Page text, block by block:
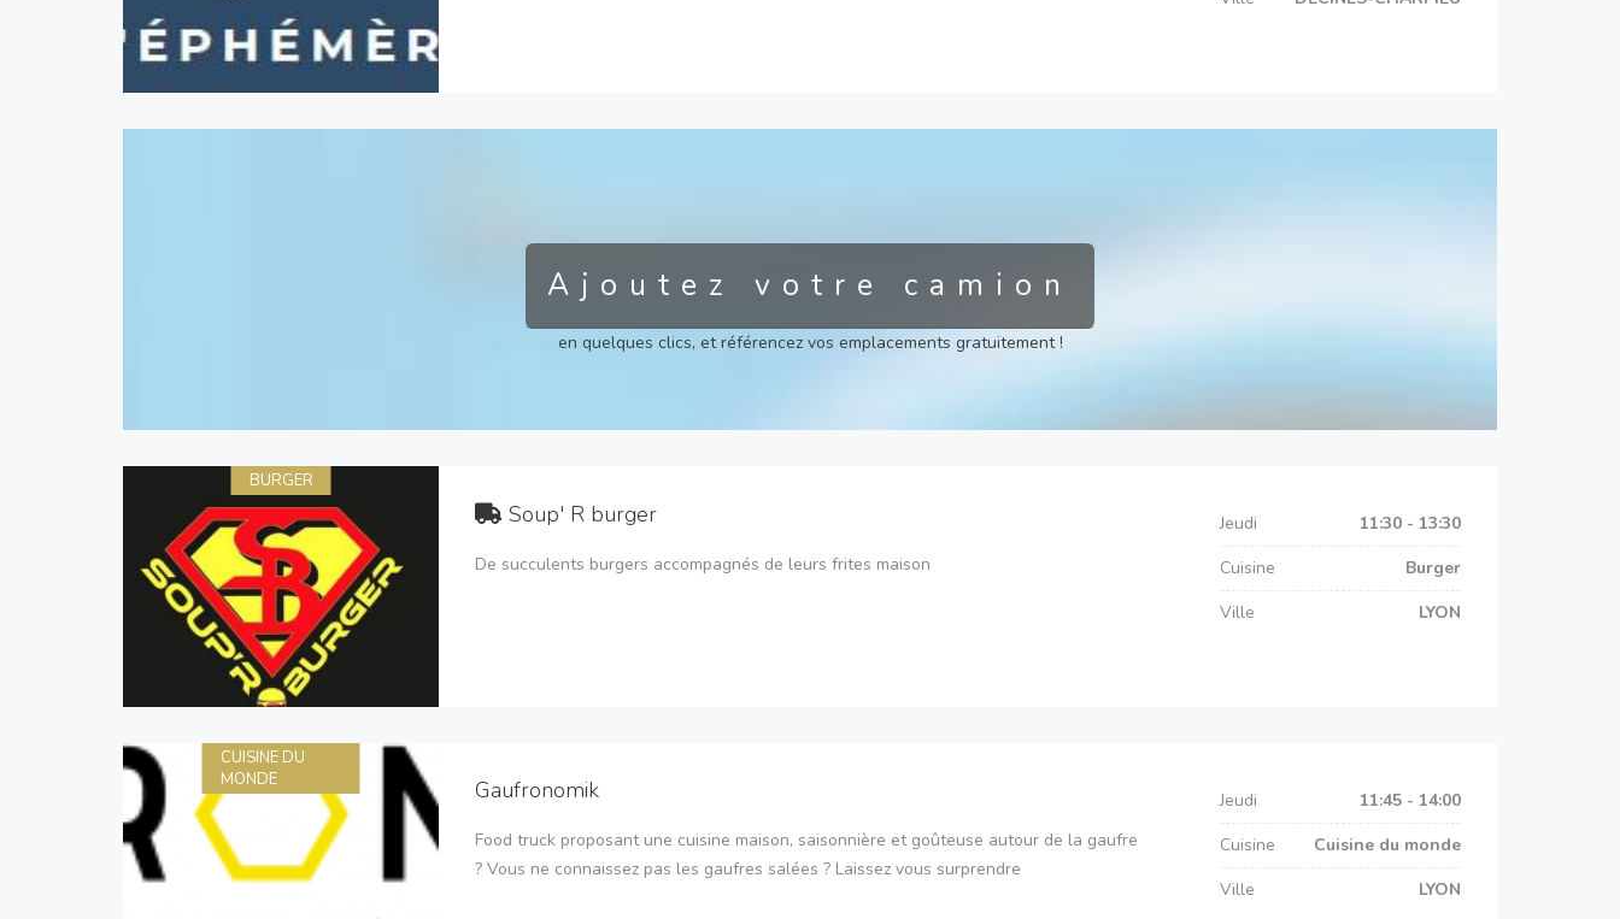
Ajoutez votre camion
en quelques clics, et référencez vos emplacements gratuitement !
BURGER
Soup' R burger
De succulents burgers accompagnés de leurs frites maison
Jeudi
11:30 - 13:30
Cuisine
Burger
Ville
LYON
CUISINE DU
MONDE
Gaufronomik
Food truck proposant une cuisine maison, saisonnière et goûteuse autour de la gaufre
? Vous ne connaissez pas les gaufres salées ? Laissez vous surprendre
Jeudi
11:45 - 14:00
Cuisine
Cuisine du monde
Ville
LYON